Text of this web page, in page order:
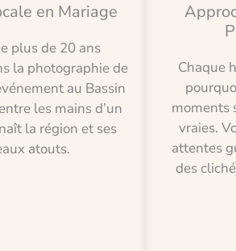
en Mariage
plus de 20 ans
la photographie de
au Bassin
les mains d’un
la région et ses
atouts.
Chaque
moments
vraies.
attentes
des